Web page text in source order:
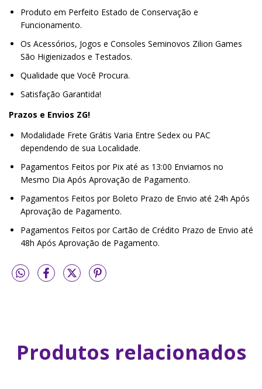
Produto em Perfeito Estado de Conservação e
Funcionamento.
Os Acessórios, Jogos e Consoles Seminovos Zilion Games
São Higienizados e Testados.
Qualidade que Você Procura.
Satisfação Garantida!
Prazos e Envios ZG!
Modalidade Frete Grátis Varia Entre Sedex ou PAC
dependendo de sua Localidade.
Pagamentos Feitos por Pix até as 13:00 Enviamos no
Mesmo Dia Após Aprovação de Pagamento.
Pagamentos Feitos por Boleto Prazo de Envio até 24h Após
Aprovação de Pagamento.
Pagamentos Feitos por Cartão de Crédito Prazo de Envio até
48h Após Aprovação de Pagamento.
Produtos relacionados